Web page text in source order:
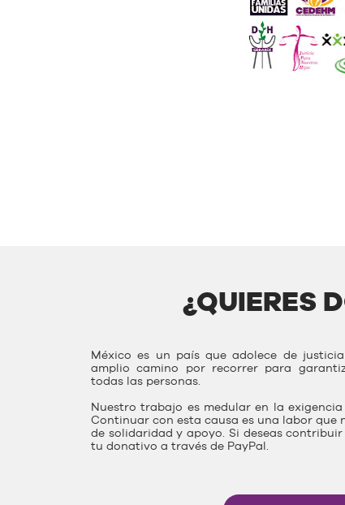
¿QUIERES
México es un país que adolece de
amplio camino por recorrer para
todas las personas.
Nuestro trabajo es medular en la
Continuar con esta causa es una labor que
de solidaridad y apoyo. Si deseas
tu donativo a través de PayPal.